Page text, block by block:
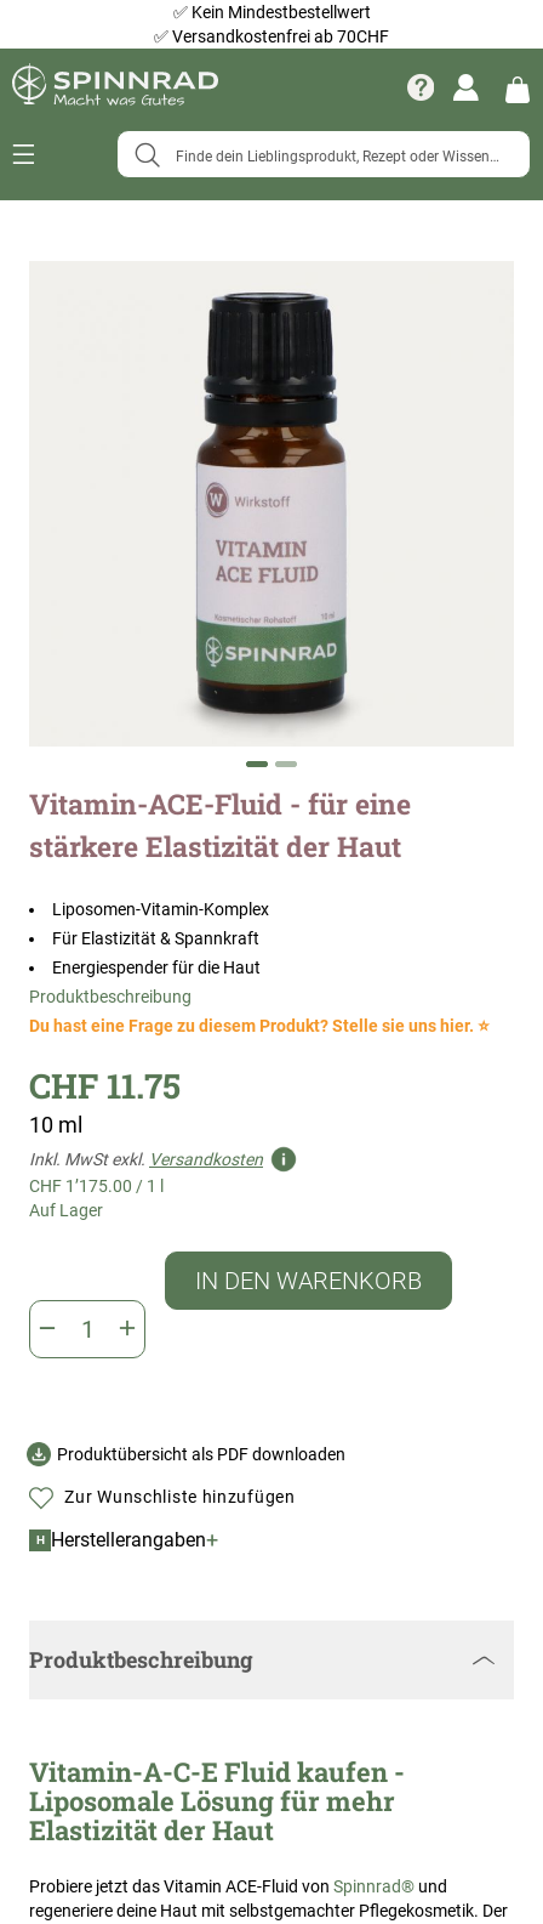
✅ Kein Mindestbestellwert
✅Versandkostenfrei ab 70CHF
Navigation
Zum
Anfang
der
Vitamin-ACE-Fluid - für eine
stärkere Elastizität der Haut
Liposomen-Vitamin-Komplex
Für Elastizität & Spannkraft
Energiespender für die Haut
Produktbeschreibung
Du hast eine Frage zu diesem Produkt? Stelle sie uns hier. ⭐
CHF 11.75
10 ml
Inkl. MwSt exkl. Versandkosten
CHF 1’175.00 / 1 l
Auf Lager
IN DEN WARENKORB
Produktübersicht als PDF downloaden
Zur Wunschliste hinzufügen
H Herstellerangaben+
Produktbeschreibung
Vitamin-A-C-E Fluid kaufen -
Liposomale Lösung für mehr
Elastizität der Haut
Probiere jetzt das Vitamin ACE-Fluid von Spinnrad® und
regeneriere deine Haut mit selbstgemachter Pflegekosmetik. Der